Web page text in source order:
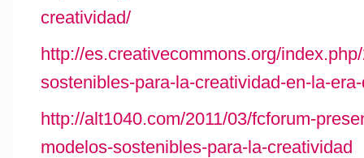
creatividad/
http://es.creativecommons.org/
sostenibles-para-la-creatividad-en-la-
http://alt1040.com/2011/03/fcforum-
modelos-sostenibles-para-la-creatividad